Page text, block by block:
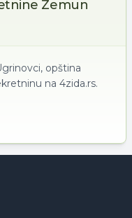
Zemun
opština
na 4zida.rs.